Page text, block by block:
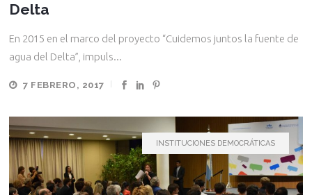
Delta
En 2015 en el marco del proyecto “Cuidemos juntos la fuente de
agua del Delta”, impuls...
7 FEBRERO, 2017
INSTITUCIONES DEMOCRÁTICAS